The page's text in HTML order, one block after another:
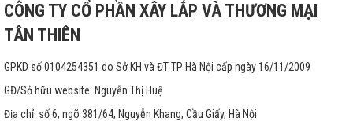
CÔNG TY CỔ PHẦN XÂY LẮP VÀ THƯƠNG MẠI
TÂN THIÊN
GPKD số 0104254351 do Sở KH và ĐT TP Hà Nội cấp ngày 16/11/2009
GĐ/Sở hữu website: Nguyễn Thị Huệ
Địa chỉ: số 6, ngõ 381/64, Nguyễn Khang, Cầu Giấy, Hà Nội